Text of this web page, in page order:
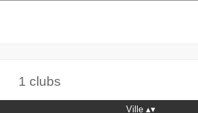
1 clubs
Ville